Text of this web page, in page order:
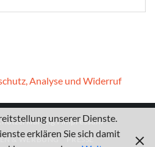
Analyse und Widerruf
IImpressum
& WERBUNG PRESSE
unserer Dienste.
erklären Sie sich damit